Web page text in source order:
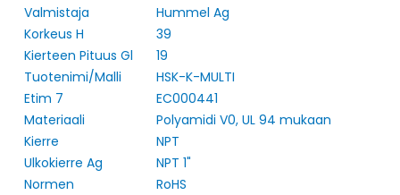
Valmistaja
Hummel Ag
Korkeus H
39
Kierteen Pituus Gl
19
Tuotenimi/Malli
HSK-K-MULTI
Etim 7
EC000441
Materiaali
Polyamidi V0, UL 94 mukaan
Kierre
NPT
Ulkokierre Ag
NPT 1"
Normen
RoHS